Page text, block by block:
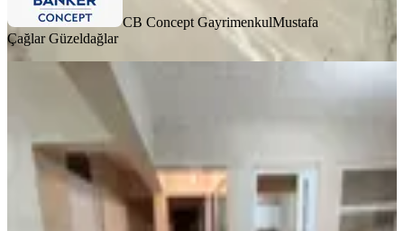
CB Concept GayrimenkulMustafa
Çağlar Güzeldağlar
Ankara 30 Dakika Üretime Daire
Kulanımına Uygun 165 M2 2 Katlı
Elmadağ, Hasanoğlan Bahçelievler Mahallesi
4 Oda
·175 m²·24.11.2025
28.000 ₺